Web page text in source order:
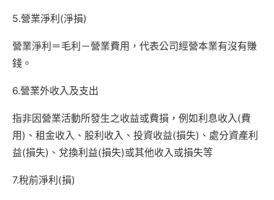
5.營業淨利(淨損)
營業淨利＝毛利－營業費用，代表公司經營本業有沒有賺
錢。
6.營業外收入及支出
指非因營業活動所發生之收益或費損，例如利息收入(費
用)、租金收入、股利收入、投資收益(損失)、處分資產利
益(損失)、兌換利益(損失)或其他收入或損失等
7.稅前淨利(損)